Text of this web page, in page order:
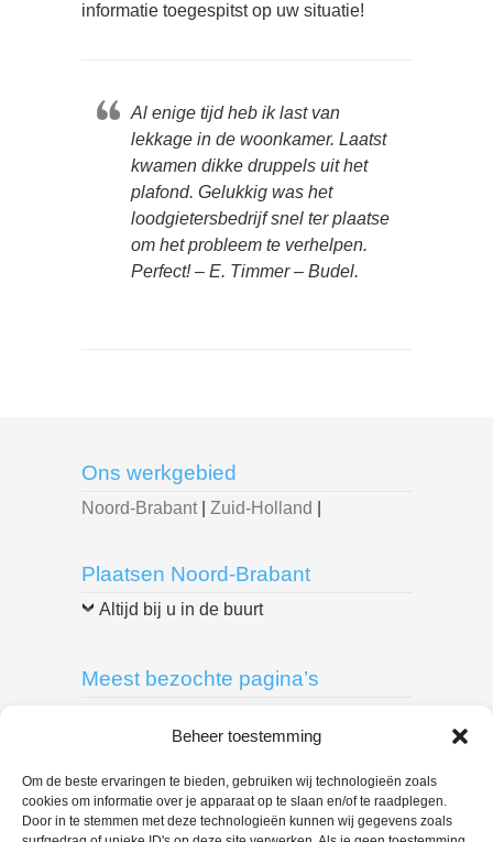
Beheer toestemming
Om de beste ervaringen te bieden, gebruiken wij technologieën zoals
cookies om informatie over je apparaat op te slaan en/of te raadplegen.
Door in te stemmen met deze technologieën kunnen wij gegevens zoals
informatie toegespitst op uw situatie!
Al enige tijd heb ik last van
lekkage in de woonkamer. Laatst
kwamen dikke druppels uit het
plafond. Gelukkig was het
loodgietersbedrijf snel ter plaatse
om het probleem te verhelpen.
Perfect! – E. Timmer – Budel.
Ons werkgebied
Noord-Brabant Zuid-Holland
Plaatsen Noord-Brabant
Altijd bij u in de buurt
Meest bezochte pagina’s
Eindhoven|Leiden
Roosendaal
| Rotterdam| Spijkenisse|
Tilburg|